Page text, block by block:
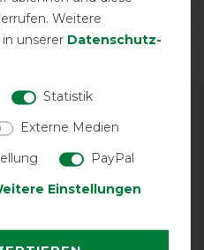
Weitere
unserer Daten­schutz­
Statistik
Externe Medien
PayPal
Einstellungen